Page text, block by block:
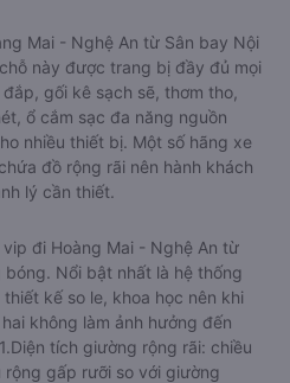
Mai - Nghệ An từ Sân bay Nội
này được trang bị đầy đủ mọi
gối kê sạch sẽ, thơm tho,
ổ cắm sạc đa năng nguồn
nhiều thiết bị. Một số hãng xe
đồ rộng rãi nên hành khách
lý cần thiết.
đi Hoàng Mai - Nghệ An từ
Nổi bật nhất là hệ thống
kế so le, khoa học nên khi
không làm ảnh hưởng đến
tích giường rộng rãi: chiều
rộng gấp rưỡi so với giường